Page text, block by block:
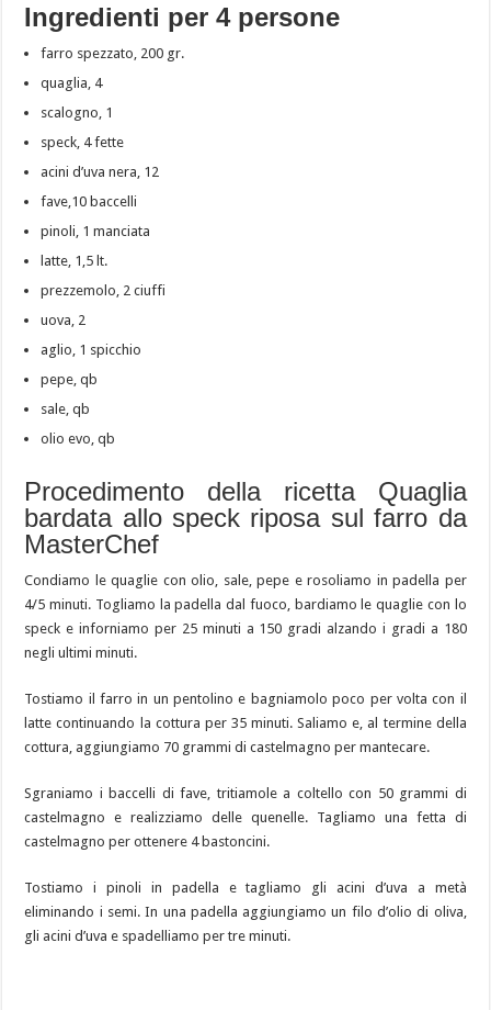
Ingredienti per 4 persone
farro spezzato, 200 gr.
quaglia, 4
scalogno, 1
speck, 4 fette
acini d’uva nera, 12
fave,10 baccelli
pinoli, 1 manciata
latte, 1,5 lt.
prezzemolo, 2 ciuffi
uova, 2
aglio, 1 spicchio
pepe, qb
sale, qb
olio evo, qb
Procedimento della ricetta Quaglia
bardata allo speck riposa sul farro da
MasterChef
Condiamo le quaglie con olio, sale, pepe e rosoliamo in padella per
4/5 minuti. Togliamo la padella dal fuoco, bardiamo le quaglie con lo
speck e inforniamo per 25 minuti a 150 gradi alzando i gradi a 180
negli ultimi minuti.
Tostiamo il farro in un pentolino e bagniamolo poco per volta con il
latte continuando la cottura per 35 minuti. Saliamo e, al termine della
cottura, aggiungiamo 70 grammi di castelmagno per mantecare.
Sgraniamo i baccelli di fave, tritiamole a coltello con 50 grammi di
castelmagno e realizziamo delle quenelle. Tagliamo una fetta di
castelmagno per ottenere 4 bastoncini.
Tostiamo i pinoli in padella e tagliamo gli acini d’uva a metà
eliminando i semi. In una padella aggiungiamo un filo d’olio di oliva,
gli acini d’uva e spadelliamo per tre minuti.